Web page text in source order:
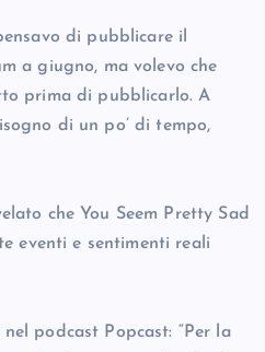
di pubblicare il
a giugno, ma volevo che
prima di pubblicarlo. A
di un po’ di tempo,
che You Seem Pretty Sad
eventi e sentimenti reali
podcast Popcast: “Per la